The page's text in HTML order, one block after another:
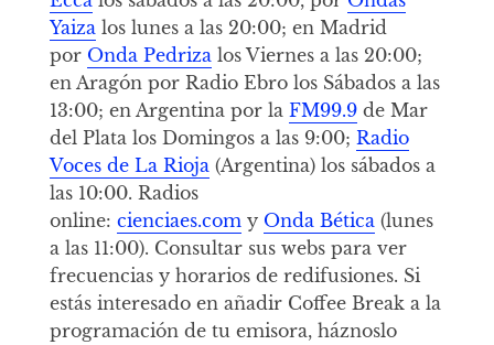
Yaiza los lunes a las 20:00; en Madrid
por Onda Pedriza los Viernes a las 20:00;
en Aragón por Radio Ebro los Sábados a las
13:00; en Argentina por la FM99.9de Mar
del Plata los Domingos a las 9:00; Radio
Voces de La Rioja (Argentina) los sábados a
las 10:00. Radios
online: cienciaes.com y Onda Bética (lunes
a las 11:00). Consultar sus webs para ver
frecuencias y horarios de redifusiones. Si
estás interesado en añadir Coffee Break a la
programación de tu emisora, háznoslo